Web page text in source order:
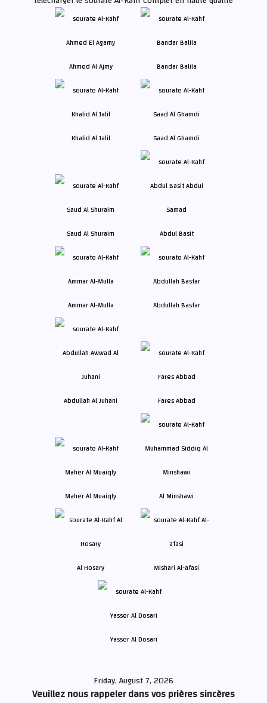
Ahmed Al Ajmy Bandar Balila
Khalid Al Jalil Saad Al Ghamdi
Saud Al Shuraim Abdul Basit
Ammar Al-Mulla Abdullah Basfar
Abdullah Al Juhani Fares Abbad
Maher Al Muaiqly Al Minshawi
Al Hosary Mishari Al-afasi
Yasser Al Dosari
Friday, August 7, 2026
Veuillez nous rappeler dans vos prières sincères